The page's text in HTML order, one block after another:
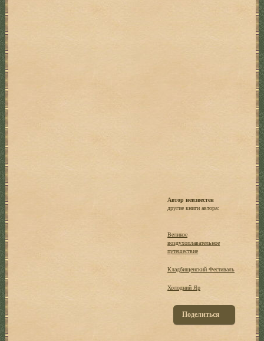
Автор неизвестен
другие книги автора:
Великое
воздухоплавательное
путешествие
Кладбищенский Фестиваль
Холодний Яр
Поделиться